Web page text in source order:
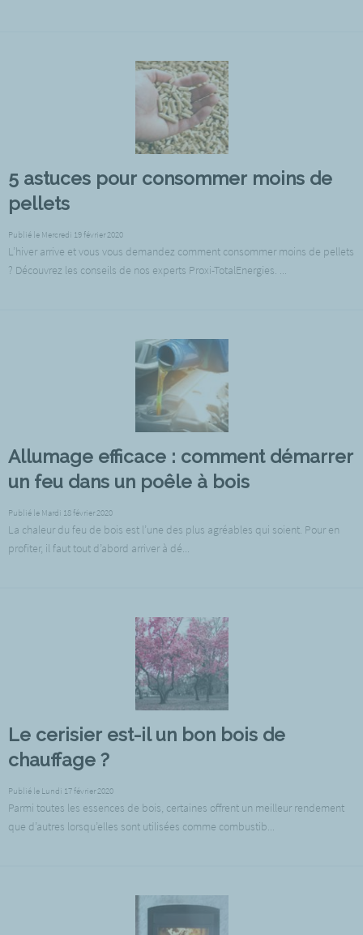
5 astuces pour consommer moins de
pellets
Publié le Mercredi 19 février 2020
L’hiver arrive et vous vous demandez comment consommer moins de pellets
? Découvrez les conseils de nos experts Proxi-TotalEnergies. ...
Allumage efficace : comment démarrer
un feu dans un poêle à bois
Publié le Mardi 18 février 2020
La chaleur du feu de bois est l’une des plus agréables qui soient. Pour en
profiter, il faut tout d’abord arriver à dé...
Le cerisier est-il un bon bois de
chauffage ?
Publié le Lundi 17 février 2020
Parmi toutes les essences de bois, certaines offrent un meilleur rendement
que d’autres lorsqu’elles sont utilisées comme combustib...